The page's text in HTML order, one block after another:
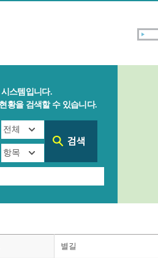
스템입니다.
황을 검색할 수 있습니다.
별길